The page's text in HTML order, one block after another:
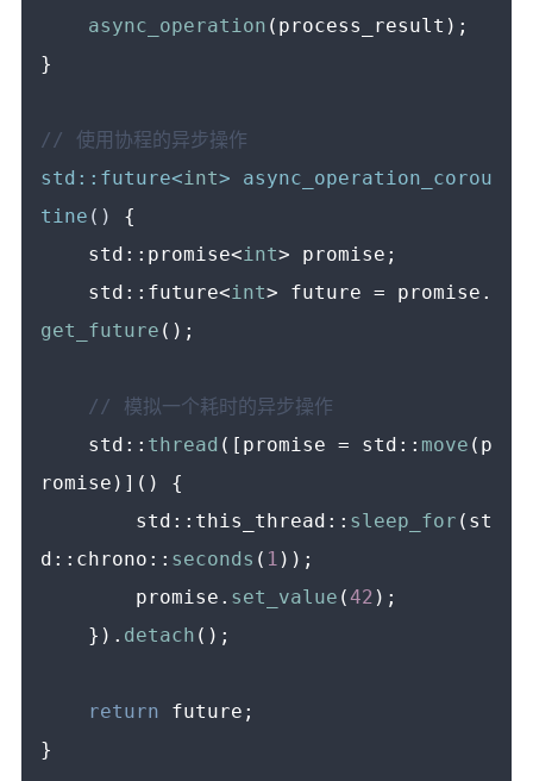
async_operation (process_result);
}
// 使用协程的异步操作
std::future<int> async_operation_corou
tine ()
{
    std::promise<
int> promise;
    std::future<
int> future = promise.
get_future ();
// 模拟一个耗时的异步操作
    std::
thread ([promise = std:: move (p
romise)]() {
        std::this_thread::
sleep_for (st
d::chrono:: seconds ( 1 ));
        promise.
set_value (42 );
    }).
detach ();
return future;
}